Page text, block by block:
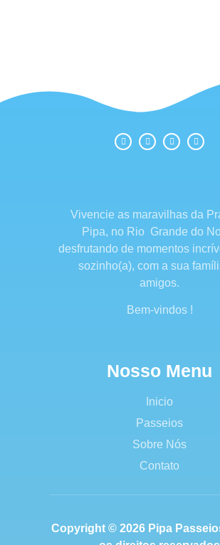
Vivencie as maravilhas da
Pipa, no Rio Grande do
desfrutando de momentos
sozinho(a), com a sua
amigos.
Bem-vindos !
Nosso Menu
Inicio
Passeios
Sobre Nós
Contato
Copyright © 2026 Pipa